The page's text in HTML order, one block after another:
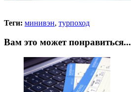
Теги: минивэн, турпоход
Вам это может понравиться...